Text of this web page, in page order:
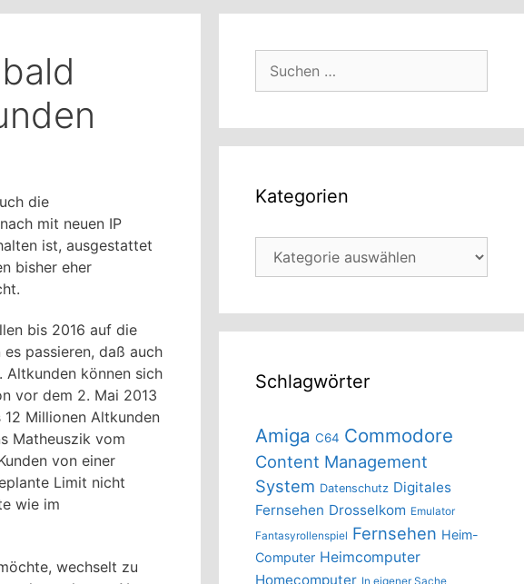
die
mit neuen IP
ist, ausgestattet
bisher eher
bis 2016 auf die
passieren, daß auch
Altkunden können sich
vor dem 2. Mai 2013
Millionen Altkunden
Matheuszik vom
von einer
Limit nicht
wie im
wechselt zu
Kategorien
Kategorien
Schlagwörter
Amiga C64 Commodore
Content Management
System Datenschutz Digitales
Fernsehen Drosselkom Emulator
Fantasyrollenspiel Fernsehen Heim-
Computer Heimcomputer
Homecomputer In eigener Sache